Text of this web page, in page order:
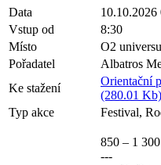
Data
10.10.2026
Vstup od
8:30
Místo
O2
Pořadatel
Albatros
Ke stažení
Orientační
(280.01 Kb)
Typ akce
Festival,
850 – 1
---